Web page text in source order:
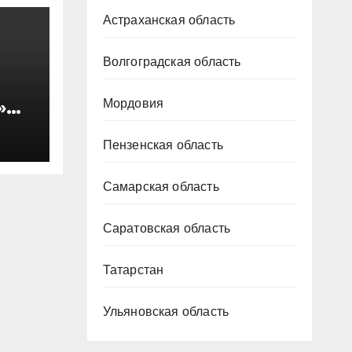
Астраханская область
Волгоградская область
Мордовия
Пензенская область
Самарская область
Саратовская область
Татарстан
Ульяновская область